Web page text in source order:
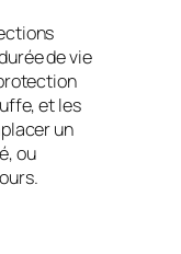
de vie
et les
un
ou